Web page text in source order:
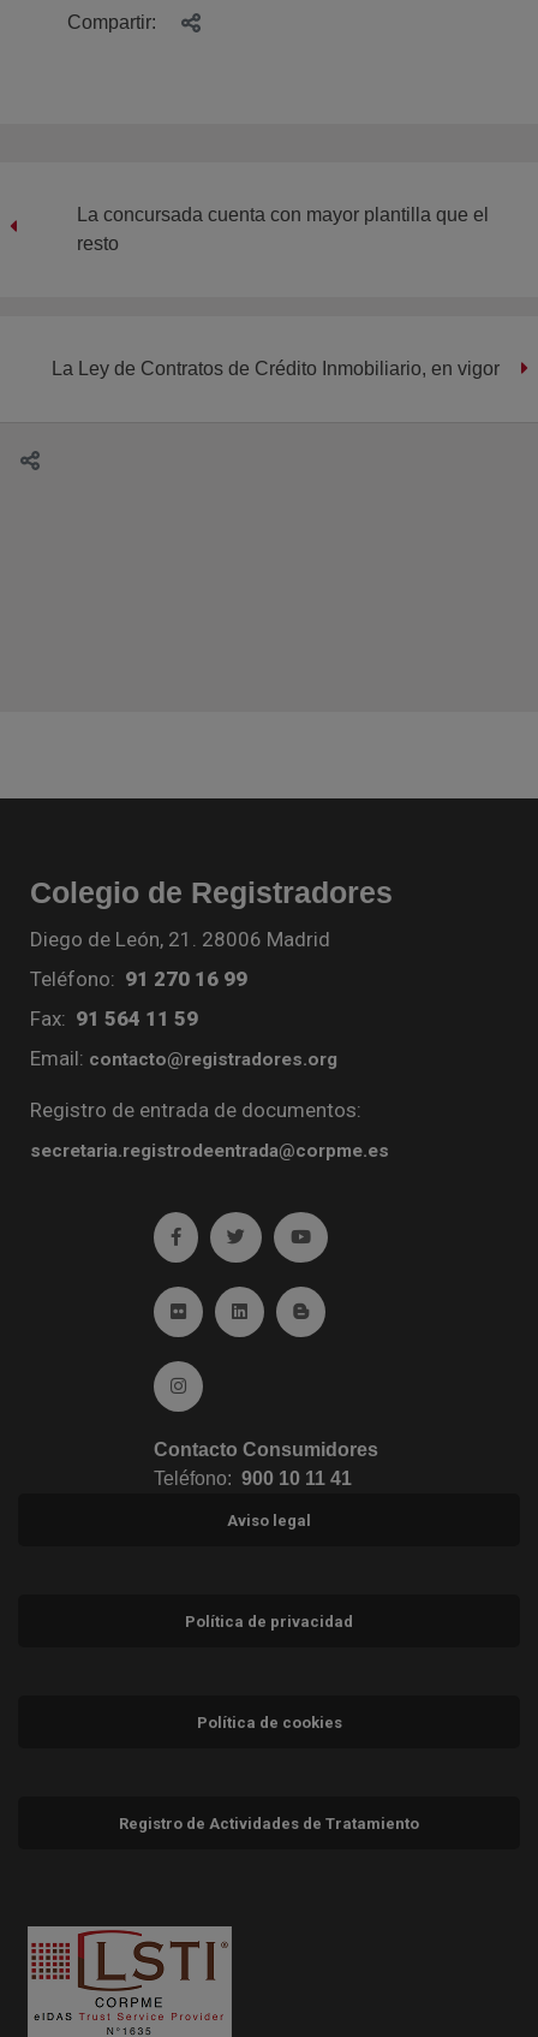
Compartir:
La concursada cuenta con mayor plantilla que el
resto
La Ley de Contratos de Crédito Inmobiliario, en vigor
Colegio de Registradores
Diego de León, 21. 28006 Madrid
Teléfono: 91 270 16 99
Fax: 91 564 11 59
Email: contacto@registradores.org
Registro de entrada de documentos:
secretaria.registrodeentrada@corpme.es
Ir a facebook (abre en ventana nueva)
Ir a twitter (abre en ventana nueva)
Ir a YouTube (abre en
Ir a Flickr (abre en ventana nueva)
Ir a Linkedin (abre en ventana nueva)
Ir al Blog (abre en ventana
Ir a Instagram (abre en ventana nueva)
Contacto Consumidores
Teléfono: 900 10 11 41
Aviso legal
Política de privacidad
Política de cookies
Registro de Actividades de Tratamiento